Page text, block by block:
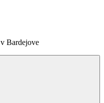
Bardejove